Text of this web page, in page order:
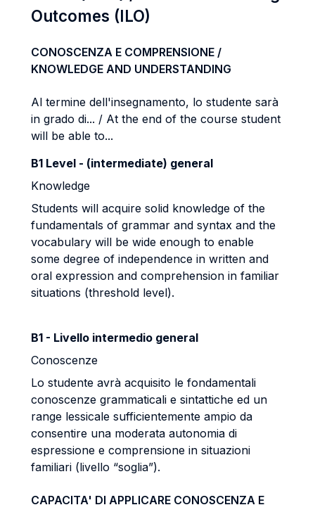
Outcomes (ILO)
CONOSCENZA E COMPRENSIONE /
KNOWLEDGE AND UNDERSTANDING
Al termine dell'insegnamento, lo studente sarà
in grado di... / At the end of the course student
will be able to...
B1 Level - (intermediate) general
Knowledge
Students will acquire solid knowledge of the
fundamentals of grammar and syntax and the
vocabulary will be wide enough to enable
some degree of independence in written and
oral expression and comprehension in familiar
situations (threshold level).
B1 - Livello intermedio general
Conoscenze
Lo studente avrà acquisito le fondamentali
conoscenze grammaticali e sintattiche ed un
range lessicale sufficientemente ampio da
consentire una moderata autonomia di
espressione e comprensione in situazioni
familiari (livello “soglia”).
CAPACITA' DI APPLICARE CONOSCENZA E